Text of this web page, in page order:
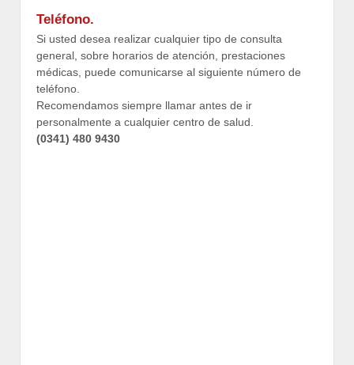
Teléfono.
Si usted desea realizar cualquier tipo de consulta
general, sobre horarios de atención, prestaciones
médicas, puede comunicarse al siguiente número de
teléfono.
Recomendamos siempre llamar antes de ir
personalmente a cualquier centro de salud.
(0341) 480 9430